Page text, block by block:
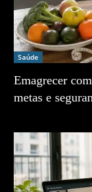
Saúde
Emagrecer
metas e